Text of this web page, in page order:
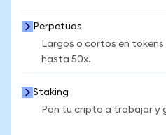
Perpetuos
Largos o cortos en
hasta 50x.
Staking
Pon tu cripto a trabajar y